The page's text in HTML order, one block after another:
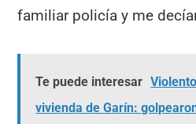
familiar policía y me
Te puede interesar
vivienda de Garín: